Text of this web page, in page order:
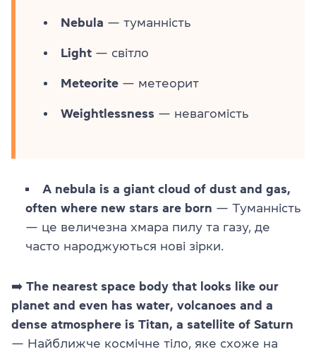
Nebula — туманність
Light — світло
Meteorite — метеорит
Weightlessness — невагомість
A nebula is a giant cloud of dust and gas,
often where new stars are born — Туманність
— це величезна хмара пилу та газу, де
часто народжуються нові зірки.
➡️ The nearest space body that looks like our
planet and even has water, volcanoes and a
dense atmosphere is Titan, a satellite of Saturn
— Найближче космічне тіло, яке схоже на